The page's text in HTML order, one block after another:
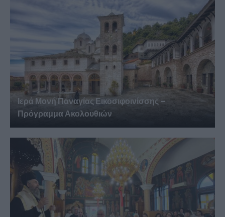
Ιερά Μονή Παναγίας Εικοσιφοινίσσης –
Πρόγραμμα Ακολουθιών